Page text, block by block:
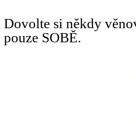
Dovolte si někdy
pouze SOBĚ.